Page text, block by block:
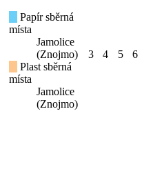
Papír sběrná
místa
Jamolice
(Znojmo)
Plast sběrná
místa
Jamolice
(Znojmo)
3 4 5 6